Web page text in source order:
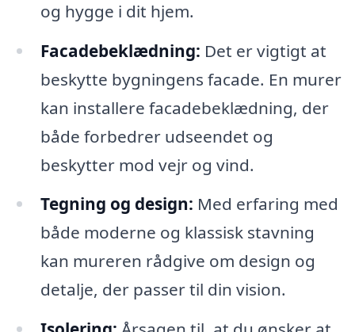
og hygge i dit hjem.
Facadebeklædning: Det er vigtigt at
beskytte bygningens facade. En murer
kan installere facadebeklædning, der
både forbedrer udseendet og
beskytter mod vejr og vind.
Tegning og design: Med erfaring med
både moderne og klassisk stavning
kan mureren rådgive om design og
detalje, der passer til din vision.